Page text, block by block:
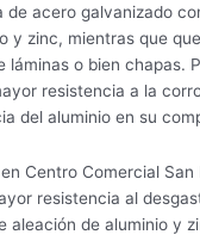
de acero galvanizado
y zinc, mientras que
láminas o bien chapas.
resistencia a la
del aluminio en su
Centro Comercial
resistencia al
aleación de aluminio y